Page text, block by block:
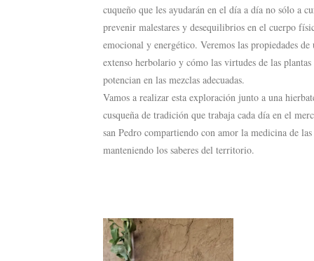
cuqueño que les ayudarán en el día a día no sólo a
prevenir malestares y desequilibrios en el cuerpo
emocional y energético. Veremos las propiedades de
extenso herbolario y cómo las virtudes de las plantas
potencian en las mezclas adecuadas.
Vamos a realizar esta exploración junto a una
cusqueña de tradición que trabaja cada día en el
san Pedro compartiendo con amor la medicina de
manteniendo los saberes del territorio.